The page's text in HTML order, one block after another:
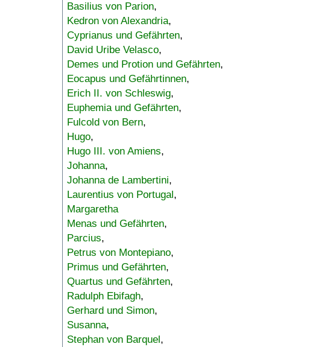
Basilius von Parion,
Kedron von Alexandria,
Cyprianus und Gefährten,
David Uribe Velasco,
Demes und Protion und Gefährten,
Eocapus und Gefährtinnen,
Erich II. von Schleswig,
Euphemia und Gefährten,
Fulcold von Bern,
Hugo,
Hugo III. von Amiens,
Johanna,
Johanna de Lambertini,
Laurentius von Portugal,
Margaretha
Menas und Gefährten,
Parcius,
Petrus von Montepiano,
Primus und Gefährten,
Quartus und Gefährten,
Radulph Ebifagh,
Gerhard und Simon,
Susanna,
Stephan von Barquel,